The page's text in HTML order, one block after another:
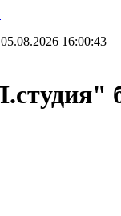
16:00:43